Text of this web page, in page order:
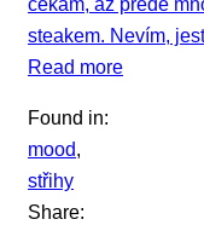
čekám, až přede
steakem. Nevím,
Read more
Found in:
mood,
střihy
Share: